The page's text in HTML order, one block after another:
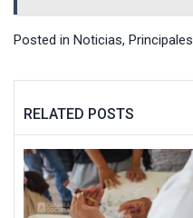
Posted in Noticias, Principales
RELATED POSTS